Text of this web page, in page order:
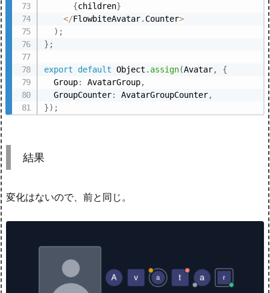
{children}
</FlowbiteAvatar. Counter>
) ;
} ;
export default Object . assign(Avatar,
{
  Group
: AvatarGroup,
  GroupCounter
: AvatarGroupCounter,
}) ;
結果
変化はないので、前と同じ。